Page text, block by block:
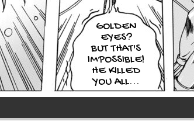
GOLDEN
EYES?
BUT THAT'S
IMPOSSIBLE!
HE KILLED
YOU ALL...